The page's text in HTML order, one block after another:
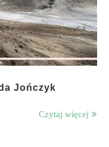
Jończyk
Czytaj więcej